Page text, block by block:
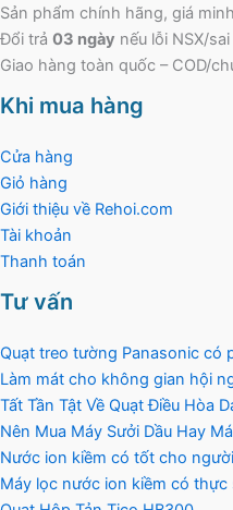
Sản phẩm chính hãng, giá
Đổi trả 03 ngày nếu lỗi NSX/
Giao hàng toàn quốc – COD/
Khi mua hàng
Cửa hàng
Giỏ hàng
Giới thiệu về Rehoi.com
Tài khoản
Thanh toán
Tư vấn
Quạt treo tường Panasonic có
Làm mát cho không gian hội
Tất Tần Tật Về Quạt Điều Hòa
Nên Mua Máy Sưởi Dầu Hay
Nước ion kiềm có tốt cho
Máy lọc nước ion kiềm có